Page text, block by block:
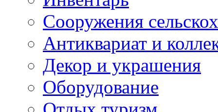
Cооружения
Антиквариат и
Декор и украшения
Оборудование